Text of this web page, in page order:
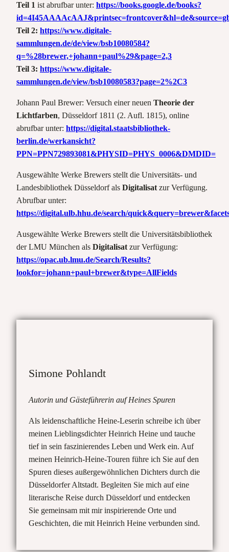
Teil 1 ist abrufbar unter: https://books.google.de/books?
Teil 2: https://www.digitale-
sammlungen.de/de/view/bsb10080584?
q=%28brewer,+johann+paul%29&page=2,3
Teil 3: https://www.digitale-
sammlungen.de/view/bsb10080583?page=2%2C3
Johann Paul Brewer: Versuch einer neuen Theorie der
Lichtfarben, Düsseldorf 1811 (2. Aufl. 1815), online
abrufbar unter: https://digital.staatsbibliothek-
berlin.de/werkansicht?
PPN=PPN729893081&PHYSID=PHYS_0006&DMDID=
Ausgewählte Werke Brewers stellt die Universitäts- und
Landesbibliothek Düsseldorf als Digitalisat zur Verfügung.
Abrufbar unter:
https://digital.ulb.hhu.de/search/
Ausgewählte Werke Brewers stellt die Universitätsbibliothek
der LMU München als Digitalisat zur Verfügung:
https://opac.ub.lmu.de/Search/Results?
lookfor=johann+paul+brewer&type=AllFields
Simone Pohlandt
Autorin und Gästeführerin auf Heines Spuren
Als leidenschaftliche Heine-Leserin schreibe ich über
meinen Lieblingsdichter Heinrich Heine und tauche
tief in sein faszinierendes Leben und Werk ein. Auf
meinen Heinrich-Heine-Touren führe ich Sie auf den
Spuren dieses außergewöhnlichen Dichters durch die
Düsseldorfer Altstadt. Begleiten Sie mich auf eine
literarische Reise durch Düsseldorf und entdecken
Sie gemeinsam mit mir inspirierende Orte und
Geschichten, die mit Heinrich Heine verbunden sind.